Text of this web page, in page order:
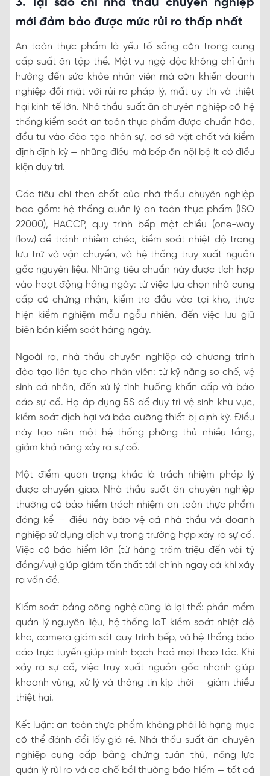
mới đảm bảo được mức rủi ro thấp nhất
An toàn thực phẩm là yếu tố sống còn trong cung
cấp suất ăn tập thể. Một vụ ngộ độc không chỉ ảnh
hưởng đến sức khỏe nhân viên mà còn khiến doanh
nghiệp đối mặt với rủi ro pháp lý, mất uy tín và thiệt
hại kinh tế lớn. Nhà thầu suất ăn chuyên nghiệp có hệ
thống kiểm soát an toàn thực phẩm được chuẩn hóa,
đầu tư vào đào tạo nhân sự, cơ sở vật chất và kiểm
định định kỳ — những điều mà bếp ăn nội bộ ít có điều
kiện duy trì.
Các tiêu chí then chốt của nhà thầu chuyên nghiệp
bao gồm: hệ thống quản lý an toàn thực phẩm (ISO
22000), HACCP, quy trình bếp một chiều (one-way
flow) để tránh nhiễm chéo, kiểm soát nhiệt độ trong
lưu trữ và vận chuyển, và hệ thống truy xuất nguồn
gốc nguyên liệu. Những tiêu chuẩn này được tích hợp
vào hoạt động hằng ngày: từ việc lựa chọn nhà cung
cấp có chứng nhận, kiểm tra đầu vào tại kho, thực
hiện kiểm nghiệm mẫu ngẫu nhiên, đến việc lưu giữ
biên bản kiểm soát hàng ngày.
Ngoài ra, nhà thầu chuyên nghiệp có chương trình
đào tạo liên tục cho nhân viên: từ kỹ năng sơ chế, vệ
sinh cá nhân, đến xử lý tình huống khẩn cấp và báo
cáo sự cố. Họ áp dụng 5S để duy trì vệ sinh khu vực,
kiểm soát dịch hại và bảo dưỡng thiết bị định kỳ. Điều
này tạo nên một hệ thống phòng thủ nhiều tầng,
giảm khả năng xảy ra sự cố.
Một điểm quan trọng khác là trách nhiệm pháp lý
được chuyển giao. Nhà thầu suất ăn chuyên nghiệp
thường có bảo hiểm trách nhiệm an toàn thực phẩm
đáng kể — điều này bảo vệ cả nhà thầu và doanh
nghiệp sử dụng dịch vụ trong trường hợp xảy ra sự cố.
Việc có bảo hiểm lớn (từ hàng trăm triệu đến vài tỷ
đồng/vụ) giúp giảm tổn thất tài chính ngay cả khi xảy
ra vấn đề.
Kiểm soát bằng công nghệ cũng là lợi thế: phần mềm
quản lý nguyên liệu, hệ thống IoT kiểm soát nhiệt độ
kho, camera giám sát quy trình bếp, và hệ thống báo
cáo trực tuyến giúp minh bạch hoá mọi thao tác. Khi
xảy ra sự cố, việc truy xuất nguồn gốc nhanh giúp
khoanh vùng, xử lý và thông tin kịp thời — giảm thiểu
thiệt hại.
Kết luận: an toàn thực phẩm không phải là hạng mục
có thể đánh đổi lấy giá rẻ. Nhà thầu suất ăn chuyên
nghiệp cung cấp bằng chứng tuân thủ, năng lực
quản lý rủi ro và cơ chế bồi thường bảo hiểm — tất cả